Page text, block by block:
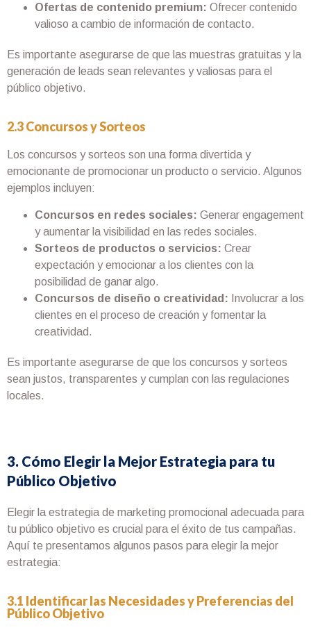
Ofertas de contenido premium: Ofrecer contenido
valioso a cambio de información de contacto.
Es importante asegurarse de que las muestras gratuitas y la
generación de leads sean relevantes y valiosas para el
público objetivo.
2.3 Concursos y Sorteos
Los concursos y sorteos son una forma divertida y
emocionante de promocionar un producto o servicio. Algunos
ejemplos incluyen:
Concursos en redes sociales: Generar engagement
y aumentar la visibilidad en las redes sociales.
Sorteos de productos o servicios: Crear
expectación y emocionar a los clientes con la
posibilidad de ganar algo.
Concursos de diseño o creatividad: Involucrar a los
clientes en el proceso de creación y fomentar la
creatividad.
Es importante asegurarse de que los concursos y sorteos
sean justos, transparentes y cumplan con las regulaciones
locales.
3. Cómo Elegir la Mejor Estrategia para tu
Público Objetivo
Elegir la estrategia de marketing promocional adecuada para
tu público objetivo es crucial para el éxito de tus campañas.
Aquí te presentamos algunos pasos para elegir la mejor
estrategia:
3.1 Identificar las Necesidades y Preferencias del
Público Objetivo